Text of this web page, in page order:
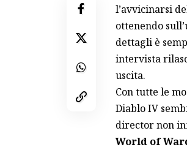
l’avvicinarsi
ottenendo
dettagli è
intervista
uscita.
Con tutte le
Diablo IV
director non
World of